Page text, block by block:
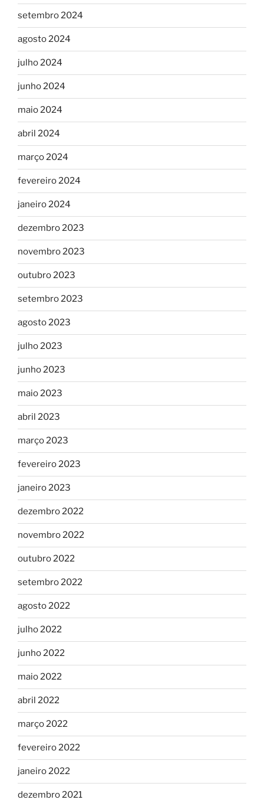
setembro 2024
agosto 2024
julho 2024
junho 2024
maio 2024
abril 2024
março 2024
fevereiro 2024
janeiro 2024
dezembro 2023
novembro 2023
outubro 2023
setembro 2023
agosto 2023
julho 2023
junho 2023
maio 2023
abril 2023
março 2023
fevereiro 2023
janeiro 2023
dezembro 2022
novembro 2022
outubro 2022
setembro 2022
agosto 2022
julho 2022
junho 2022
maio 2022
abril 2022
março 2022
fevereiro 2022
janeiro 2022
dezembro 2021